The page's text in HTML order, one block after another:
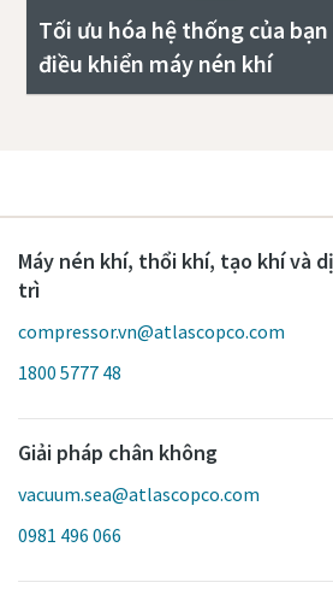
Tối ưu hóa hệ thống của
điều khiển máy nén khí
Máy nén khí, thổi khí, tạo khí và
trì
compressor.vn@atlascopco.com
1800 5777 48
Giải pháp chân không
vacuum.sea@atlascopco.com
0981 496 066